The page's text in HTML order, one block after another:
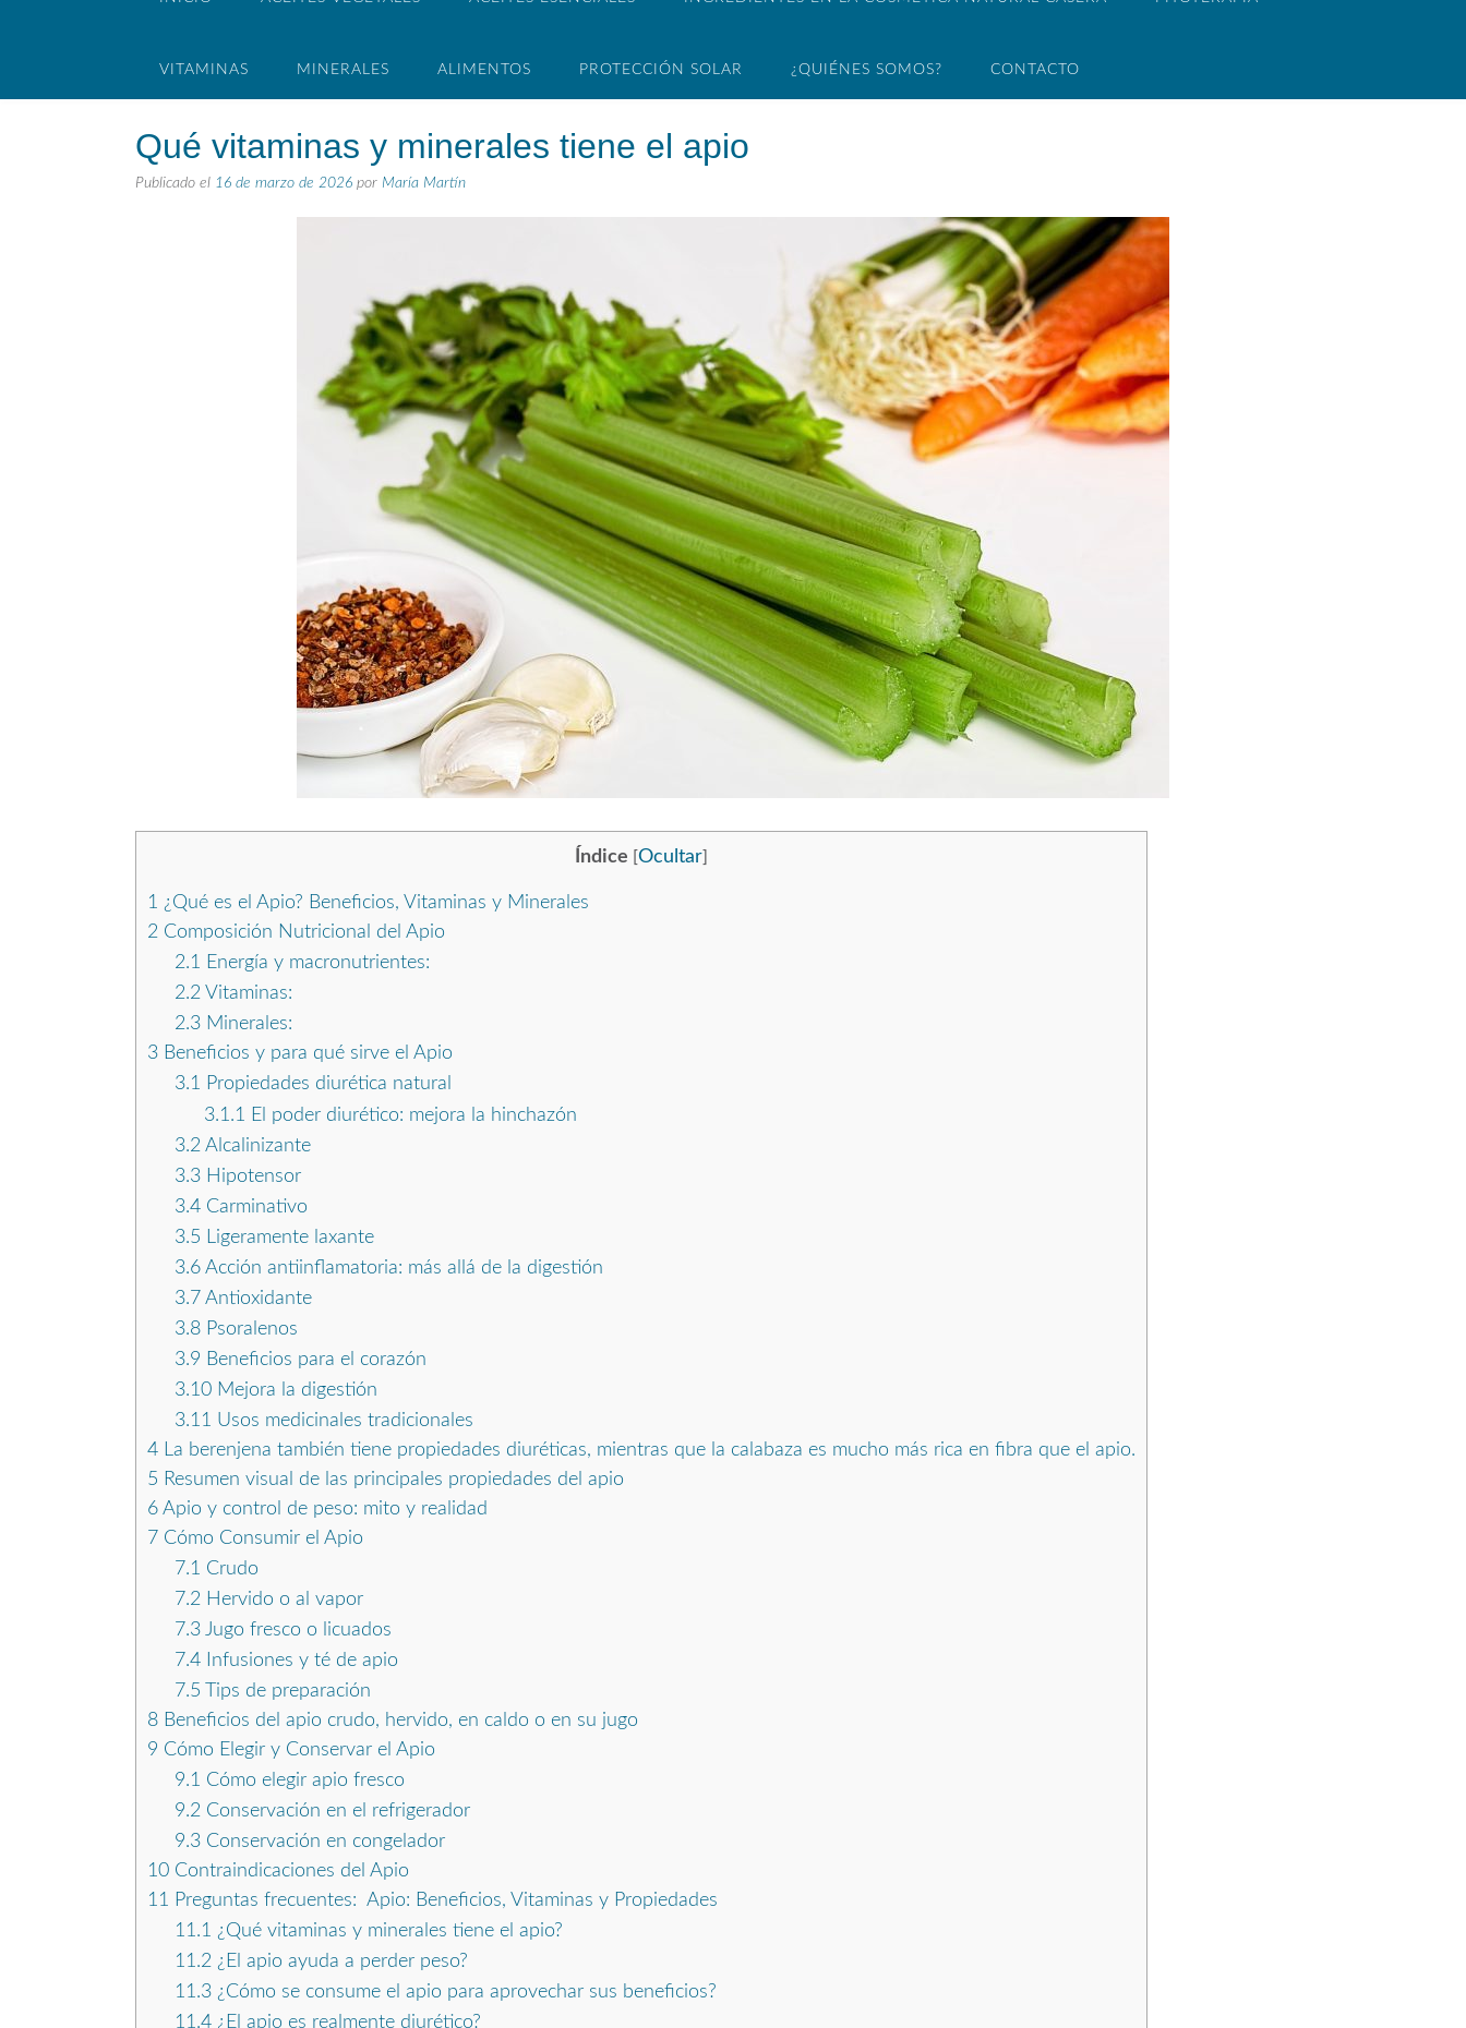
VITAMINAS MINERALES ALIMENTOS PROTECCIÓN SOLAR ¿QUIÉNES SOMOS? CONTACTO
Qué vitaminas y minerales tiene el apio
Publicado el 16 de marzo de 2026 por María Martín
Índice [Ocultar]
1 ¿Qué es el Apio? Beneficios, Vitaminas y Minerales
2 Composición Nutricional del Apio
2.1
Energía y macronutrientes:
2.2 Vitaminas:
2.3Minerales:
3 Beneficios y para qué sirve el Apio
3.1
Propiedades diurética natural
3.1.1
El poder diurético: mejora la hinchazón
3.2 Alcalinizante
3.3Hipotensor
3.4Carminativo
3.5 Ligeramente laxante
3.6Acción antiinflamatoria: más allá de la digestión
3.7Antioxidante
3.8Psoralenos
3.9 Beneficios para el corazón
3.10Mejora la digestión
3.11 Usos medicinales tradicionales
4 La berenjena también tiene propiedades diuréticas, mientras que la calabaza es mucho más rica en fibra que el apio.
5 Resumen visual de las principales propiedades del apio
6 Apio y control de peso: mito y realidad
7 Cómo Consumir el Apio
7.1 Crudo
7.2 Hervido o al vapor
7.3Jugo fresco o licuados
7.4Infusiones y té de apio
7.5 Tips de preparación
8 Beneficios del apio crudo, hervido, en caldo o en su jugo
9 Cómo Elegir y Conservar el Apio
9.1 Cómo elegir apio fresco
9.2 Conservación en el refrigerador
9.3Conservación en congelador
10 Contraindicaciones del Apio
11
Preguntas frecuentes: Apio: Beneficios, Vitaminas y Propiedades
11.1 ¿Qué vitaminas y minerales tiene el apio?
11.2 ¿El apio ayuda a perder peso?
11.3¿Cómo se consume el apio para aprovechar sus beneficios?
11.4¿El apio es realmente diurético?